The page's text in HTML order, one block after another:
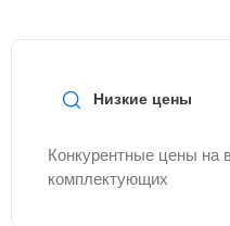
Низкие цены
Конкурентные цены на
комплектующих